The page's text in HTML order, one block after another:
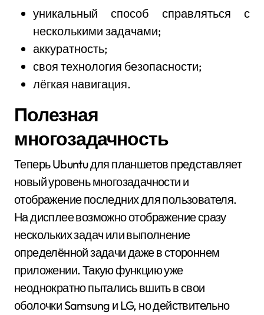
уникальный способ справляться с
несколькими задачами;
аккуратность;
своя технология безопасности;
лёгкая навигация.
Полезная
многозадачность
Теперь Ubuntu для планшетов представляет
новый уровень многозадачности и
отображение последних для пользователя.
На дисплее возможно отображение сразу
нескольких задач или выполнение
определённой задачи даже в стороннем
приложении. Такую функцию уже
неоднократно пытались вшить в свои
оболочки Samsung и LG, но действительно